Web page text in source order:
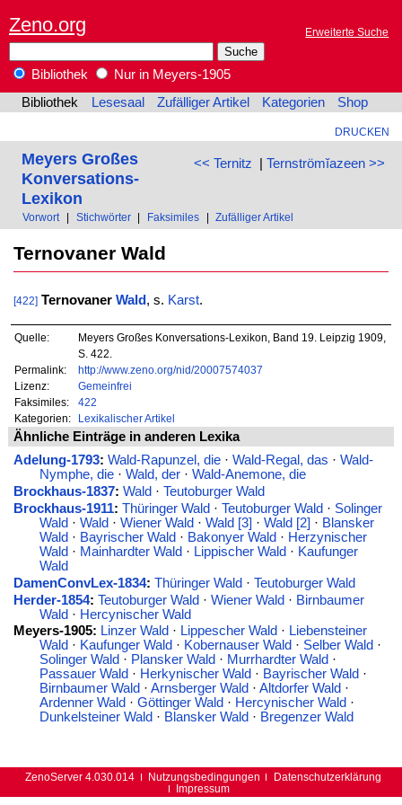
Zeno.org Erweiterte Suche
Bibliothek
Nur in Meyers-1905
Bibliothek
Lesesaal Zufälliger Artikel Kategorien Shop
DRUCKEN
<< Ternitz | Ternströmĭazeen >>
Meyers Großes
Konversations-
Lexikon
Vorwort Stichwörter Faksimiles Zufälliger Artikel
Ternovaner Wald
[422] Ternovaner Wald, s. Karst.
Quelle:
Meyers Großes Konversations-Lexikon, Band 19. Leipzig 1909,
S. 422.
Permalink:
http://www.zeno.org/nid/20007574037
Lizenz:
Gemeinfrei
Faksimiles:
422
Kategorien:
Lexikalischer Artikel
Ähnliche Einträge in anderen Lexika
Adelung-1793: Wald-Rapunzel, die· Wald-Regal, das · Wald-
Nymphe, die· Wald, der· Wald-Anemone, die
Brockhaus-1837: Wald · Teutoburger Wald
Brockhaus-1911: Thüringer Wald · Teutoburger Wald · Solinger
Wald · Wald · Wiener Wald · Wald [3] · Wald [2] · Blansker
Wald · Bayrischer Wald · Bakonyer Wald · Herzynischer
Wald · Mainhardter Wald · Lippischer Wald · Kaufunger
Wald
DamenConvLex-1834: Thüringer Wald· Teutoburger Wald
Herder-1854: Teutoburger Wald· Wiener Wald· Birnbaumer
Wald· Hercynischer Wald
Meyers-1905: Linzer Wald · Lippescher Wald · Liebensteiner
Wald · Kaufunger Wald · Kobernauser Wald · Selber Wald ·
Solinger Wald · Plansker Wald · Murrhardter Wald ·
Passauer Wald · Herkynischer Wald · Bayrischer Wald ·
Birnbaumer Wald · Arnsberger Wald · Altdorfer Wald ·
Ardenner Wald · Göttinger Wald · Hercynischer Wald ·
Dunkelsteiner Wald · Blansker Wald · Bregenzer Wald
ZenoServer 4.030.014 Nutzungsbedingungen
Datenschutzerklärung
Impressum